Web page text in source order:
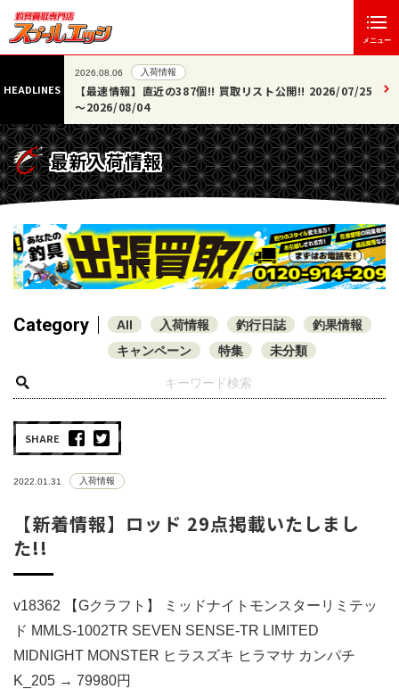
メニュー
HEADLINES
た!!
2026.08.06 入荷情報
【最速情報】直近の387個!! 買取リスト公開!! 2026/07/25
～2026/08/04
最新入荷情報
Category All 入荷情報 釣行日誌
釣果情報
キャンペーン
特集 未分類
SHARE
2022.01.31 入荷情報
【新着情報】ロッド 29点掲載いたしまし
た!!
v18362 【Gクラフト】 ミッドナイトモンスターリミテッ
ド MMLS-1002TR SEVEN SENSE-TR LIMITED
MIDNIGHT MONSTER ヒラスズキ ヒラマサ カンパチ
K_205 → 79980円